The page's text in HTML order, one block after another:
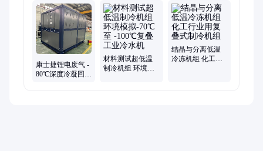
机、温度控制器、深冷冷冻机组、自复叠冷冻机组、航空航天制
冷机组、生物制造制冷机组、新材料制冷机组、化工冰机、反应
釜控温冷水机、制药制冷机组、煤油测试用制冷机组、新能源制
冷机组、高低温液冷测试机、制冷机组、冷水机组、储能液冷循
环温控机组、高低温液冷恒温机组、新能源温控测试机组、乙二
醇螺杆制冷机组、新材料生产用冷水机、工业冷风机、新材料测
试高低温机、冷热一体机组
康士捷锂电废气 -
80℃深度冷凝回
材料测试超低温
制冷机组 环境模
结晶与分离低温
冷冻机组 化工行